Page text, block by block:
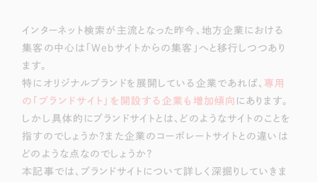
会社概要
採用情報
お役立ち情報
リーピーが選ばれる理由
Webサイト制作
コーポレートサイト制作
採用サイト制作
インターネット検索が主流となった昨今、地方企業における
集客の中心は「Webサイトからの集客」へと移行しつつあり
ます。
特にオリジナルブランドを展開している企業であれば、専用
の「ブランドサイト」を開設する企業も増加傾向 にあります。
しかし具体的にブランドサイトとは、どのようなサイトのことを
指すのでしょうか？また企業のコーポレートサイトとの違いは
どのような点なのでしょうか？
本記事では、ブランドサイトについて詳しく深掘りしていきま